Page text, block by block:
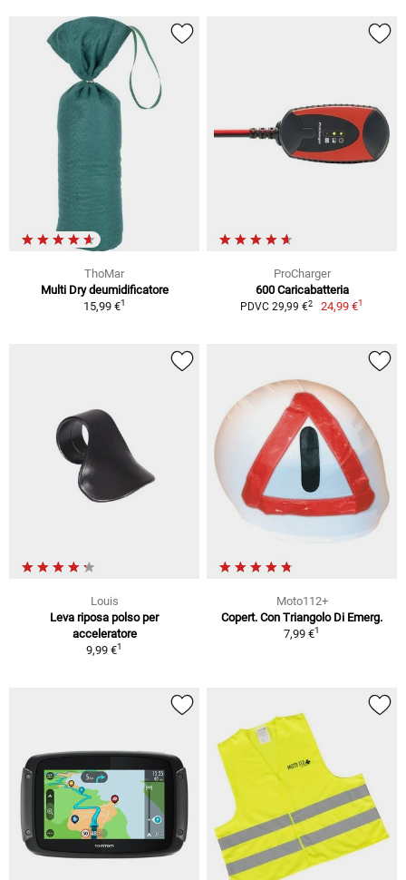
ThoMar
Multi Dry deumidificatore
15,99 €1
ProCharger
600 Caricabatteria
PDVC 29,99 €2 24,99 €1
Louis
Leva riposa polso per
acceleratore
9,99 €1
Moto112+
Copert. Con Triangolo Di Emerg.
7,99 €1